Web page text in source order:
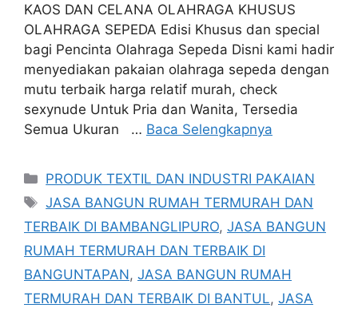
KAOS DAN CELANA OLAHRAGA KHUSUS
OLAHRAGA SEPEDA Edisi Khusus dan special
bagi Pencinta Olahraga Sepeda Disni kami hadir
menyediakan pakaian olahraga sepeda dengan
mutu terbaik harga relatif murah, check
sexynude Untuk Pria dan Wanita, Tersedia
Semua Ukuran … Baca Selengkapnya
Kategori
PRODUK TEXTIL DAN INDUSTRI PAKAIAN
Tag
JASA BANGUN RUMAH TERMURAH DAN
TERBAIK DI BAMBANGLIPURO, JASA BANGUN
RUMAH TERMURAH DAN TERBAIK DI
BANGUNTAPAN, JASA BANGUN RUMAH
TERMURAH DAN TERBAIK DI BANTUL, JASA